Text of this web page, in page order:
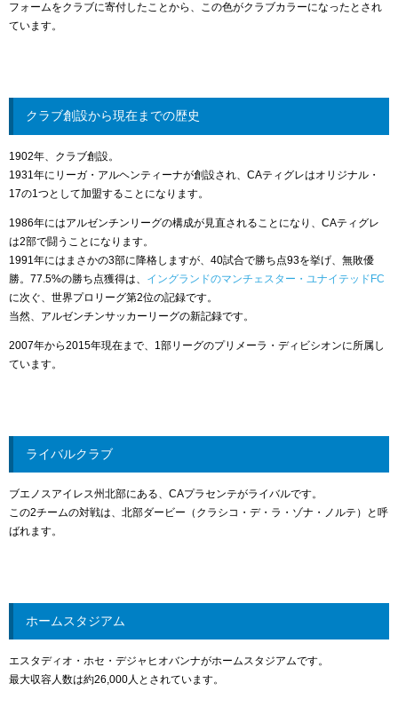
フォームをクラブに寄付したことから、この色がクラブカラーになったとされ
ています。
クラブ創設から現在までの歴史
1902年、クラブ創設。
1931年にリーガ・アルヘンティーナが創設され、CAティグレはオリジナル・
17の1つとして加盟することになります。
1986年にはアルゼンチンリーグの構成が見直されることになり、CAティグレ
は2部で闘うことになります。
1991年にはまさかの3部に降格しますが、40試合で勝ち点93を挙げ、無敗優
勝。77.5%の勝ち点獲得は、 イングランドのマンチェスター・ユナイテッドFC
に次ぐ、世界プロリーグ第2位の記録です。
当然、アルゼンチンサッカーリーグの新記録です。
2007年から2015年現在まで、1部リーグのプリメーラ・ディビシオンに所属し
ています。
ライバルクラブ
ブエノスアイレス州北部にある、CAプラセンテがライバルです。
この2チームの対戦は、北部ダービー（クラシコ・デ・ラ・ゾナ・ノルテ）と呼
ばれます。
ホームスタジアム
エスタディオ・ホセ・デジャヒオバンナがホームスタジアムです。
最大収容人数は約26,000人とされています。